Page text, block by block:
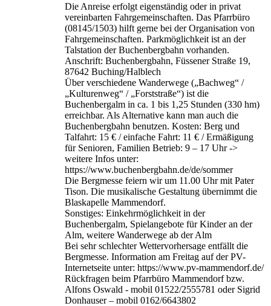
Die Anreise erfolgt eigenständig oder in privat
vereinbarten Fahrgemeinschaften. Das Pfarrbüro
(08145/1503) hilft gerne bei der Organisation von
Fahrgemeinschaften. Parkmöglichkeit ist an der
Talstation der Buchenbergbahn vorhanden.
Anschrift: Buchenbergbahn, Füssener Straße 19,
87642 Buching/Halblech
Über verschiedene Wanderwege („Bachweg“ /
„Kulturenweg“ / „Forststraße“) ist die
Buchenbergalm in ca. 1 bis 1,25 Stunden (330 hm)
erreichbar. Als Alternative kann man auch die
Buchenbergbahn benutzen. Kosten: Berg und
Talfahrt: 15 € / einfache Fahrt: 11 € / Ermäßigung
für Senioren, Familien Betrieb: 9 – 17 Uhr ->
weitere Infos unter:
https://www.buchenbergbahn.de/de/sommer
Die Bergmesse feiern wir um 11.00 Uhr mit Pater
Tison. Die musikalische Gestaltung übernimmt die
Blaskapelle Mammendorf.
Sonstiges: Einkehrmöglichkeit in der
Buchenbergalm, Spielangebote für Kinder an der
Alm, weitere Wanderwege ab der Alm
Bei sehr schlechter Wettervorhersage entfällt die
Bergmesse. Information am Freitag auf der PV-
Internetseite unter: https://www.pv-mammendorf.de/
Rückfragen beim Pfarrbüro Mammendorf bzw.
Alfons Oswald - mobil 01522/2555781 oder Sigrid
Donhauser – mobil 0162/6643802